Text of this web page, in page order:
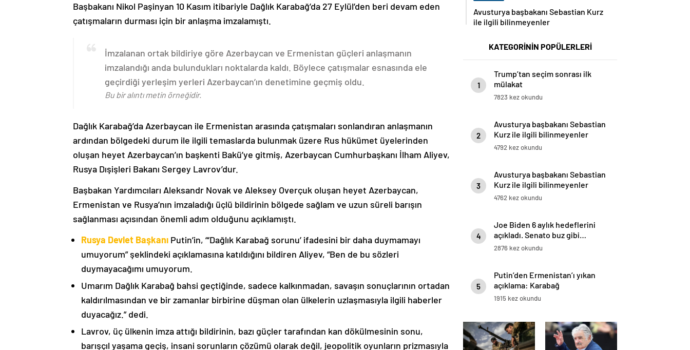
Başbakanı Nikol Paşinyan 10 Kasım itibariyle Dağlık Karabağ’da 27 Eylül’den beri devam eden
çatışmaların durması için bir anlaşma imzalamıştı.
İmzalanan ortak bildiriye göre Azerbaycan ve Ermenistan güçleri anlaşmanın
imzalandığı anda bulundukları noktalarda kaldı. Böylece çatışmalar esnasında ele
geçirdiği yerleşim yerleri Azerbaycan’ın denetimine geçmiş oldu.
Bu bir alıntı metin örneğidir.
Dağlık Karabağ’da Azerbaycan ile Ermenistan arasında çatışmaları sonlandıran anlaşmanın
ardından bölgedeki durum ile ilgili temaslarda bulunmak üzere Rus hükümet üyelerinden
oluşan heyet Azerbaycan’ın başkenti Bakü’ye gitmiş, Azerbaycan Cumhurbaşkanı İlham Aliyev,
Rusya Dışişleri Bakanı Sergey Lavrov’dur.
Başbakan Yardımcıları Aleksandr Novak ve Aleksey Overçuk oluşan heyet Azerbaycan,
Ermenistan ve Rusya’nın imzaladığı üçlü bildirinin bölgede sağlam ve uzun süreli barışın
sağlanması açısından önemli adım olduğunu açıklamıştı.
Rusya Devlet Başkanı Putin’in, “‘Dağlık Karabağ sorunu’ ifadesini bir daha duymamayı
umuyorum” şeklindeki açıklamasına katıldığını bildiren Aliyev, “Ben de bu sözleri
duymayacağımı umuyorum.
Umarım Dağlık Karabağ bahsi geçtiğinde, sadece kalkınmadan, savaşın sonuçlarının ortadan
kaldırılmasından ve bir zamanlar birbirine düşman olan ülkelerin uzlaşmasıyla ilgili haberler
duyacağız.” dedi.
Lavrov, üç ülkenin imza attığı bildirinin, bazı güçler tarafından kan dökülmesinin sonu,
barışçıl yaşama geçiş, insani sorunların çözümü olarak değil, jeopolitik oyunların prizmasıyla
Avusturya başbakanı Sebastian Kurz
ile ilgili bilinmeyenler
KATEGORİNİN POPÜLERLERİ
1
Trump’tan seçim sonrası ilk
mülakat
7823 kez okundu
2
Avusturya başbakanı Sebastian
Kurz ile ilgili bilinmeyenler
4792 kez okundu
3
Avusturya başbakanı Sebastian
Kurz ile ilgili bilinmeyenler
4762 kez okundu
4
Joe Biden 6 aylık hedeflerini
açıkladı. Senato buz gibi…
2876 kez okundu
5
Putin’den Ermenistan’ı yıkan
açıklama: Karabağ
Azerbaycan’ın ayrılmaz bir
1915 kez okundu